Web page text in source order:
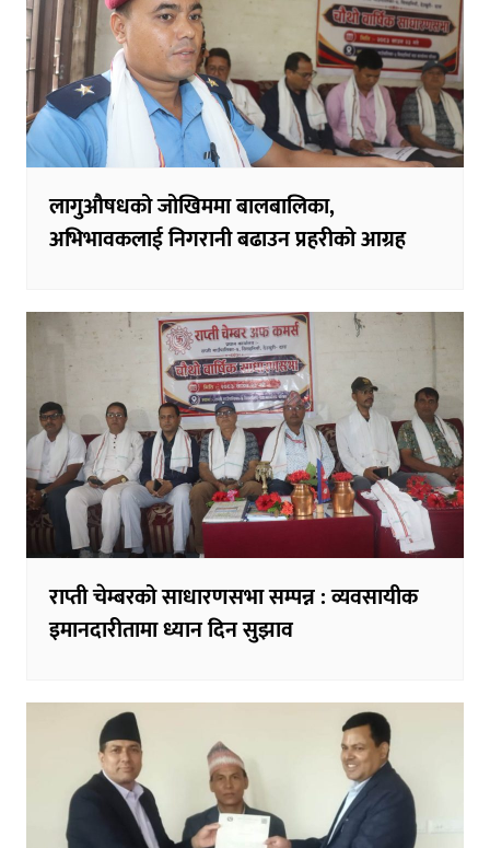
लागुऔषधको जोखिममा बालबालिका,
अभिभावकलाई निगरानी बढाउन प्रहरीको आग्रह
राप्ती चेम्बरको साधारणसभा सम्पन्न : व्यवसायीक
इमानदारीतामा ध्यान दिन सुझाव